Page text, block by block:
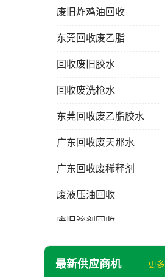
废旧炸鸡油回收
东莞回收废乙脂
回收废旧胶水
回收废洗枪水
东莞回收废乙脂胶水
广东回收废天那水
广东回收废稀释剂
废液压油回收
废旧溶剂回收
东莞回收废溶剂
最新供应商机 更多